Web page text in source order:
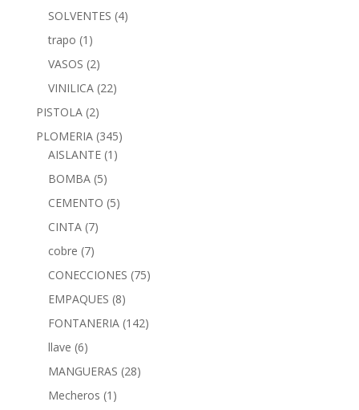
SOLVENTES (4)
trapo (1)
VASOS (2)
VINILICA (22)
PISTOLA (2)
PLOMERIA (345)
AISLANTE (1)
BOMBA (5)
CEMENTO (5)
CINTA (7)
cobre (7)
CONECCIONES (75)
EMPAQUES (8)
FONTANERIA (142)
llave (6)
MANGUERAS (28)
Mecheros (1)